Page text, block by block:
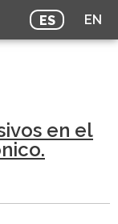
ES EN
en el